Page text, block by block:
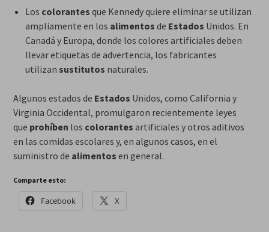
Los colorantes que Kennedy quiere eliminar se utilizan
ampliamente en los alimentos de Estados Unidos. En
Canadá y Europa, donde los colores artificiales deben
llevar etiquetas de advertencia, los fabricantes
utilizan sustitutos naturales.
Algunos estados de Estados Unidos, como California y
Virginia Occidental, promulgaron recientemente leyes
que prohíben los colorantes artificiales y otros aditivos
en las comidas escolares y, en algunos casos, en el
suministro de alimentos en general.
Comparte esto:
Facebook X